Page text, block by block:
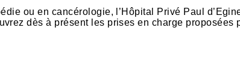
ou en cancérologie, l’Hôpital Privé Paul
dès à présent les prises en charge proposées